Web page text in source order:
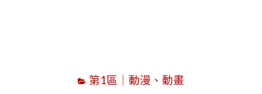
第1區｜動漫、動畫